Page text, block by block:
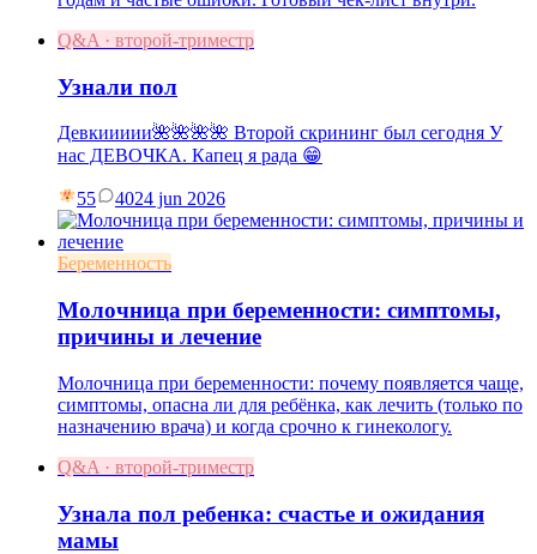
Q&A · второй-триместр
Узнали пол
Девкиииии🌺🌺🌺🌺 Второй скрининг был сегодня У
нас ДЕВОЧКА. Капец я рада 😁
55 4024 jun 2026
Беременность
Молочница при беременности: симптомы,
причины и лечение
Молочница при беременности: почему появляется чаще,
симптомы, опасна ли для ребёнка, как лечить (только по
назначению врача) и когда срочно к гинекологу.
Q&A · второй-триместр
Узнала пол ребенка: счастье и ожидания
мамы